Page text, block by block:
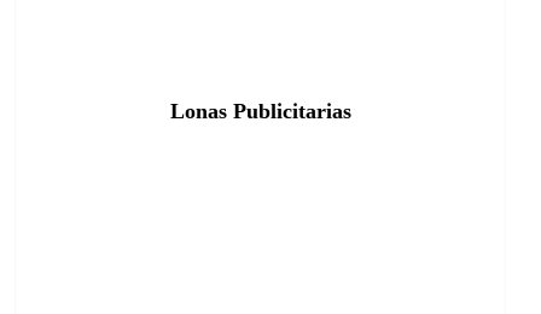
Lonas Publicitarias